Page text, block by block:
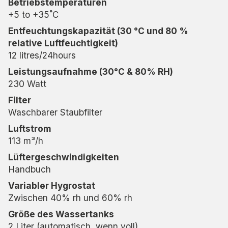
macht es einfach, ihn bei Bedarf in andere
Bereiche zu transportieren.
Energieeffizient und
umweltfreundlich
Ausgestattet mit dem umweltfreundlichen und
MRD14 eine hervorragende Leistung, ohne die
Umwelt zu belasten. Mit einer Kapazität von 12
Litern pro Tag und einer maximalen
Leistungsaufnahme von 230 W ist er eine
energieeffiziente Wahl, die die Luftqualität optimal
hält.
Sicher und zuverlässig für kleine
Räume
Betriebstemperaturen
+5 to +35˚C
Entfeuchtungskapazität (30 °C und 80 %
relative Luftfeuchtigkeit)
12 litres/24hours
Leistungsaufnahme (30°C & 80% RH)
230 Watt
Filter
Waschbarer Staubfilter
Luftstrom
113 m³/h
Lüftergeschwindigkeiten
Handbuch
Variabler Hygrostat
Zwischen 40% rh und 60% rh
Größe des Wassertanks